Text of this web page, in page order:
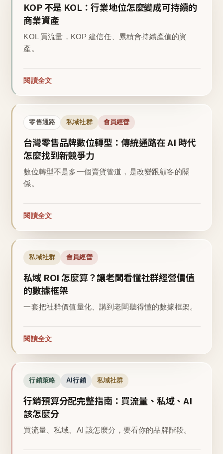
KOP 不是 KOL：行業地位怎麼變成可持續的
商業資產
KOL 買流量，KOP 建信任、累積會持續產值的資
產。
閱讀全文
零售通路 私域社群 會員經營
台灣零售品牌數位轉型：傳統通路在 AI 時代
怎麼找到新競爭力
數位轉型不是多一個賣貨管道，是改變跟顧客的關
係。
閱讀全文
私域社群 會員經營
私域 ROI 怎麼算？讓老闆看懂社群經營價值
的數據框架
一套把社群價值量化、講到老闆聽得懂的數據框架。
閱讀全文
行銷策略 AI行銷 私域社群
行銷預算分配完整指南：買流量、私域、AI
該怎麼分
買流量、私域、AI 該怎麼分，要看你的品牌階段。